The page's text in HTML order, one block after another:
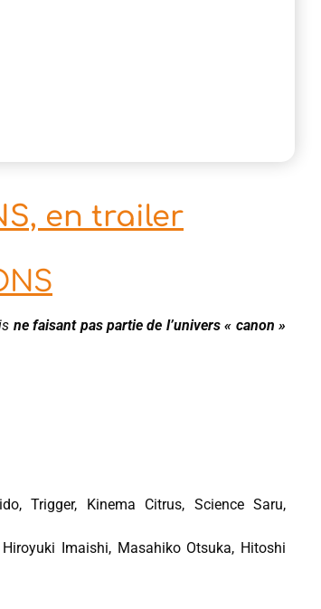
en trailer
ne faisant pas partie de l’univers « canon »
Trigger, Kinema Citrus, Science Saru,
Imaishi, Masahiko Otsuka, Hitoshi